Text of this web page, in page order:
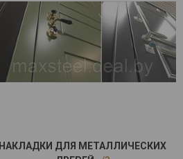
НАКЛАДКИ ДЛЯ МЕТАЛЛИЧЕСКИХ